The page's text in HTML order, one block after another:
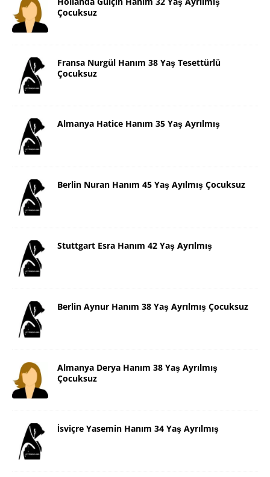
Çocuksuz
Fransa Nurgül Hanım 38 Yaş Tesettürlü
Çocuksuz
Almanya Hatice Hanım 35 Yaş Ayrılmış
Berlin Nuran Hanım 45 Yaş Ayılmış Çocuksuz
Stuttgart Esra Hanım 42 Yaş Ayrılmış
Berlin Aynur Hanım 38 Yaş Ayrılmış Çocuksuz
Almanya Derya Hanım 38 Yaş Ayrılmış
Çocuksuz
İsviçre Yasemin Hanım 34 Yaş Ayrılmış